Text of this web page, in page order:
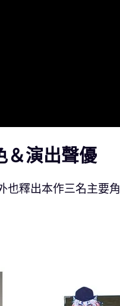
＆演出聲優
釋出本作三名主要